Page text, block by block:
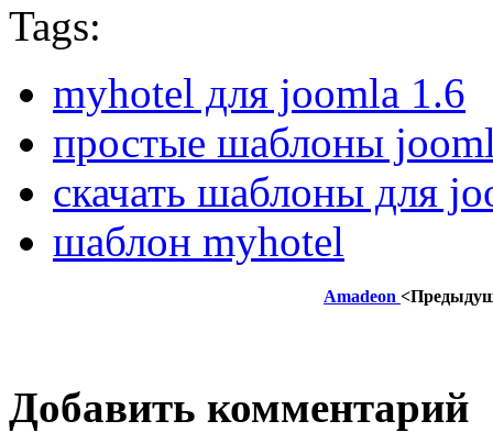
Tags:
myhotel для joomla 1.6
простые шаблоны
скачать шаблоны для
шаблон myhotel
Amadeon
Добавить комментарий